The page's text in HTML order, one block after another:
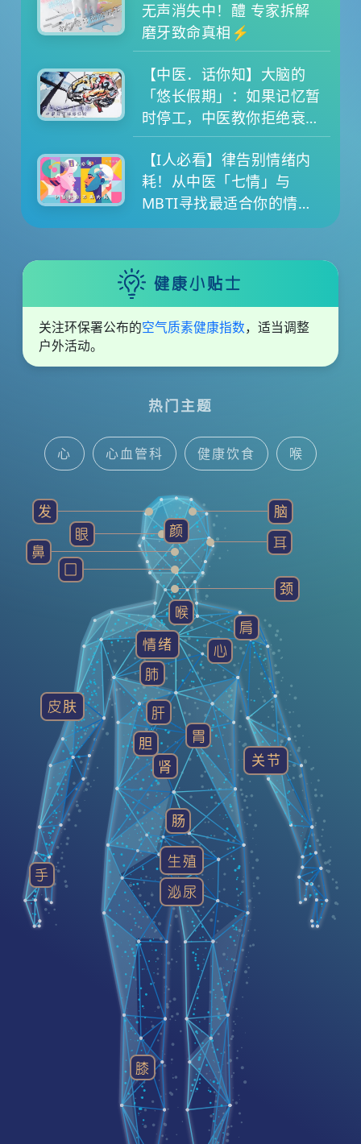
热门主题
心 心血管科 健康饮食 喉
中医智慧 耳鼻喉科 脑神经内/外科
健康贴士 发 精神科
健康小贴士
关注环保署公布的空气质素健康指数，适当调整
户外活动。
无声消失中！醴 专家拆解
磨牙致命真相⚡
【中医．话你知】大脑的
「悠长假期」：如果记忆暂
时停工，中医教你拒绝衰老
退化
【I人必看】律告别情绪内
耗！从中医「七情」与
MBTI寻找最适合你的情绪
养生提案
发
眼
鼻
囗
颜
脑
耳
颈
肩
喉
心
肺
胃
肝
肾
胆
肠
泌尿
关节
手
膝
皮肤
生殖
情绪